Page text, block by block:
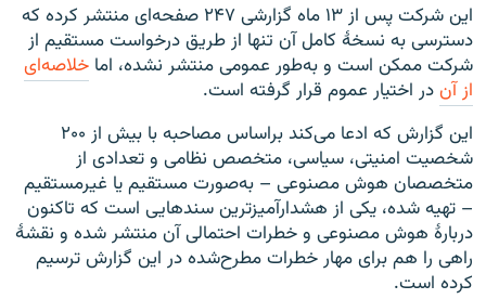
این شرکت پس از ۱۳ ماه گزارشی ۲۴۷ صفحه‌ای منتشر کرده که
دسترسی به نسخهٔ کامل آن تنها از طریق درخواست مستقیم از
شرکت ممکن است و به‌طور عمومی منتشر نشده، اما خلاصه‌ای
از آندر اختیار عموم قرار گرفته است.
این گزارش که ادعا می‌کند براساس مصاحبه با بیش از ۲۰۰
شخصیت امنیتی، سیاسی، متخصص نظامی و تعدادی از
متخصصان هوش مصنوعی – به‌صورت مستقیم یا غیرمستقیم
– تهیه شده، یکی از هشدارآمیزترین سندهایی است که تاکنون
دربارهٔ هوش مصنوعی و خطرات احتمالی آن منتشر شده و نقشهٔ
راهی را هم برای مهار خطرات مطرح‌شده در این گزارش ترسیم
کرده است.